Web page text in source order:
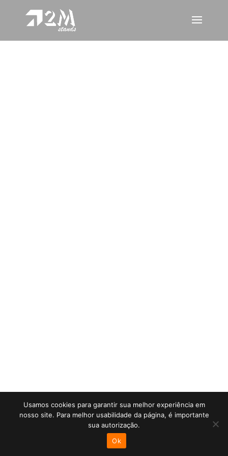
Usamos cookies para garantir sua melhor experiência em
nosso site. Para melhor usabilidade da página, é importante
sua autorização.
Ok